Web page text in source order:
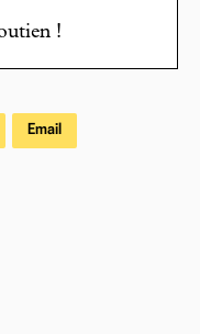
!
Email